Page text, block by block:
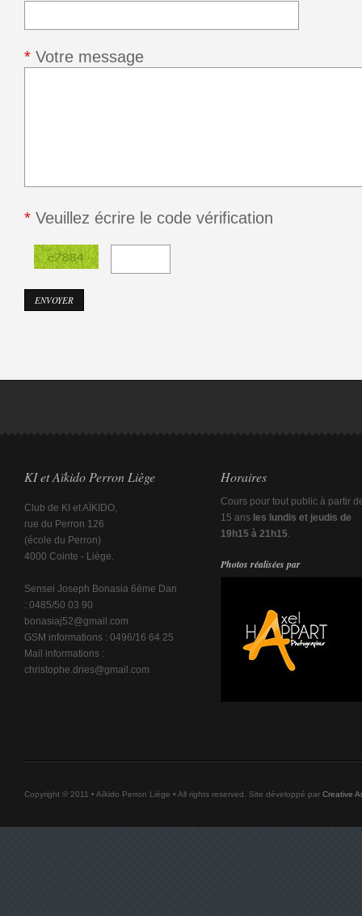
* Votre message
* Veuillez écrire le code vérification
KI et Aïkido Perron Liège
Club de KI et AÏKIDO,
rue du Perron 126
(école du Perron)
4000 Cointe - Liège.
Sensei Joseph Bonasia 6ème Dan
: 0485/50 03 90
bonasiaj52@gmail.com
GSM informations : 0496/16 64 25
Mail informations :
christophe.dries@gmail.com
Horaires
Cours pour tout public à partir
15 ans les lundis et jeudis de
19h15 à 21h15
Photos réalisées par
Copyright © 2011 • Aïkido Perron Liège • All rights reserved. Site développé par Creative